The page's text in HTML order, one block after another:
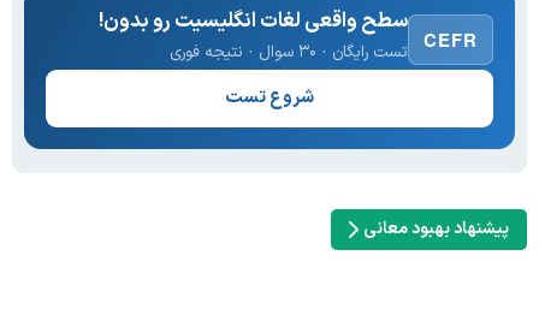
CEFR
سطح واقعی لغات انگلیسیت رو بدون!
تست رایگان · ۳۰ سوال · نتیجه فوری
شروع تست
پیشنهاد بهبود معانی